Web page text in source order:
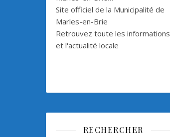
Site officiel de la Municipalité de
Marles-en-Brie
Retrouvez toute les informations
et l'actualité locale
RECHERCHER